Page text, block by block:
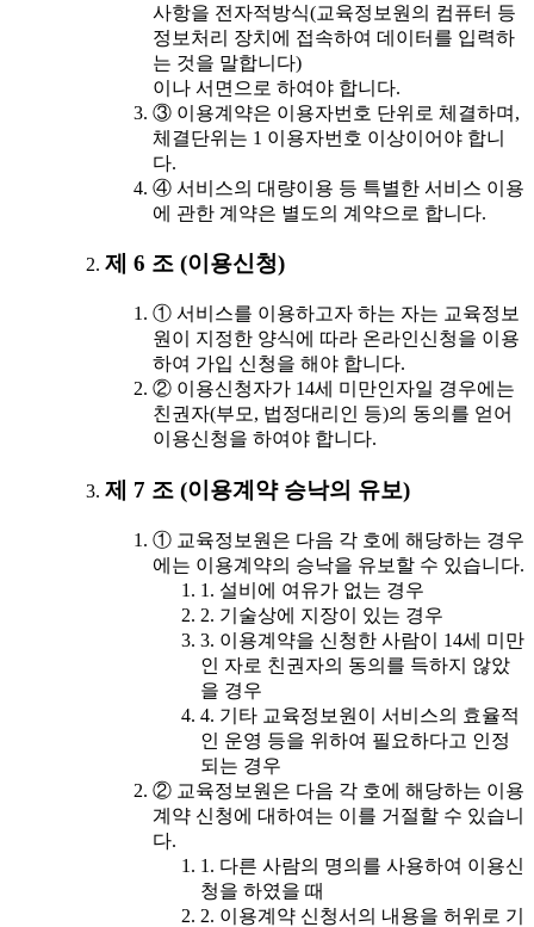
사항을 전자적방식(교육정보원의 컴퓨터 등
정보처리 장치에 접속하여 데이터를 입력하
는 것을 말합니다)
이나 서면으로 하여야 합니다.
③ 이용계약은 이용자번호 단위로 체결하며,
체결단위는 1 이용자번호 이상이어야 합니
다.
④ 서비스의 대량이용 등 특별한 서비스 이용
에 관한 계약은 별도의 계약으로 합니다.
제 6 조 (이용신청)
① 서비스를 이용하고자 하는 자는 교육정보
원이 지정한 양식에 따라 온라인신청을 이용
하여 가입 신청을 해야 합니다.
② 이용신청자가 14세 미만인자일 경우에는
친권자(부모, 법정대리인 등)의 동의를 얻어
이용신청을 하여야 합니다.
제 7 조 (이용계약 승낙의 유보)
① 교육정보원은 다음 각 호에 해당하는 경우
에는 이용계약의 승낙을 유보할 수 있습니다.
1. 설비에 여유가 없는 경우
2. 기술상에 지장이 있는 경우
3. 이용계약을 신청한 사람이 14세 미만
인 자로 친권자의 동의를 득하지 않았
을 경우
4. 기타 교육정보원이 서비스의 효율적
인 운영 등을 위하여 필요하다고 인정
되는 경우
② 교육정보원은 다음 각 호에 해당하는 이용
계약 신청에 대하여는 이를 거절할 수 있습니
다.
1. 다른 사람의 명의를 사용하여 이용신
청을 하였을 때
2. 이용계약 신청서의 내용을 허위로 기